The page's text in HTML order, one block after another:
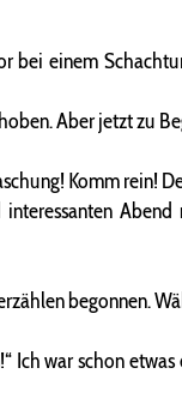
einem
Aber jetzt zu
Komm rein!
begonnen.
war schon